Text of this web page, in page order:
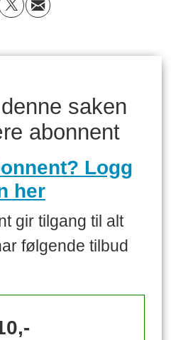
saken
abonnent
Logg
her
gir tilgang til alt
følgende tilbud